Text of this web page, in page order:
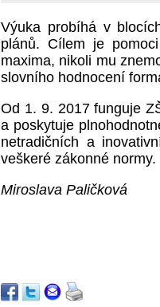
Výuka probíhá v
plánů. Cílem je
maxima, nikoli mu
slovního hodnocení
Od 1. 9. 2017 funguje
a poskytuje
netradičních a
veškeré zákonné normy.
Miroslava Paličková